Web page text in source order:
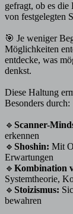
gefragt, ob es
von festgelegten
🎯 Je weniger
Möglichkeiten
entdecke, was
denkst.
Diese Haltung
Besonders durch:
🔹 Scanner-
erkennen
🔹 Shoshin: Mit
Erwartungen
🔹 Kombination
Systemtheorie,
🔹 Stoizismus:
bewahren